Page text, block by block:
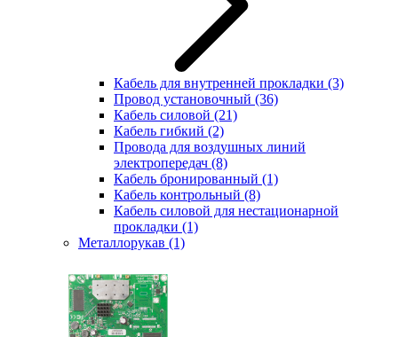
Кабель для внутренней прокладки (3)
Провод установочный (36)
Кабель силовой (21)
Кабель гибкий (2)
Провода для воздушных линий
электропередач (8)
Кабель бронированный (1)
Кабель контрольный (8)
Кабель силовой для нестационарной
прокладки (1)
Металлорукав (1)